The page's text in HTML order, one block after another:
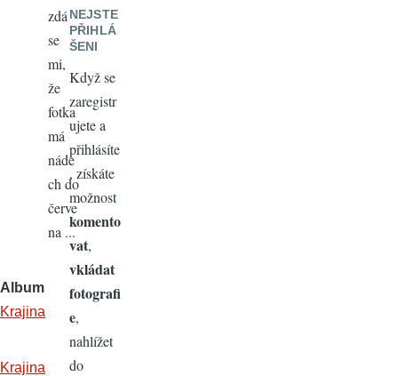
zdá
se
mi,
že
fotka
má
náde
ch do
červe
na ...
Album
Krajina
Krajina
NEJSTE
PŘIHLÁ
ŠENI
Když se
zaregistr
ujete a
přihlásíte
, získáte
možnost
komento
vat,
vkládat
fotografi
e,
nahlížet
do